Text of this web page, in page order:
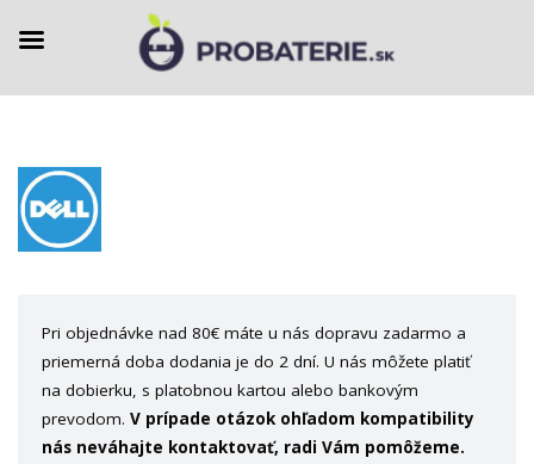
na
obsah
Pri objednávke nad 80€ máte u nás dopravu zadarmo a
priemerná doba dodania je do 2 dní. U nás môžete platiť
na dobierku, s platobnou kartou alebo bankovým
prevodom. V prípade otázok ohľadom kompatibility
nás neváhajte kontaktovať, radi Vám pomôžeme.